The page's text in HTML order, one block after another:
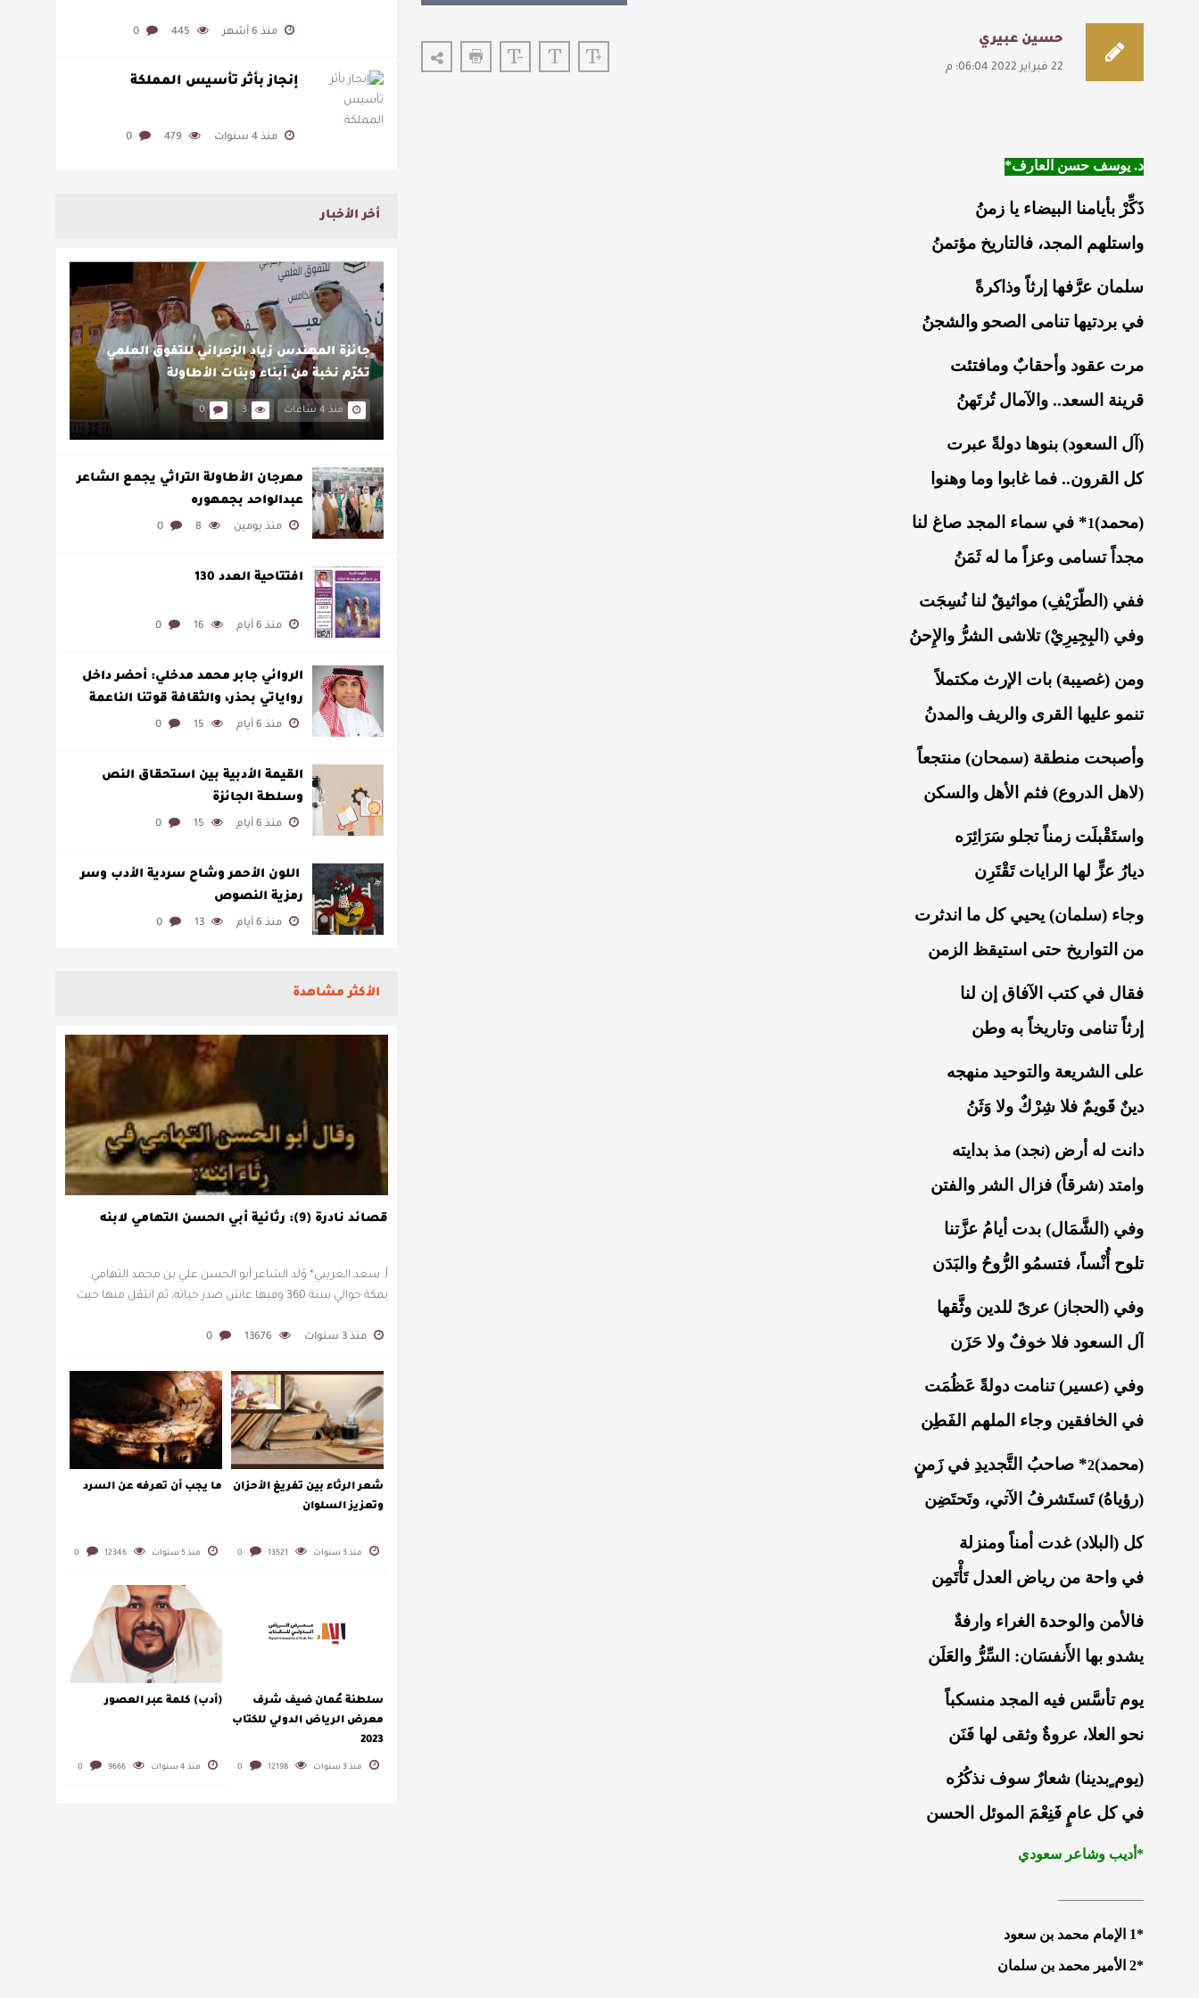
منذ 6 أشهر 445
0
إنجاز بأثر تأسيس المملكة
منذ 4 سنوات 479
0
أخر الأخبار
جائزة المهندس زياد الزهراني للتفوق العلمي
تكرّم نخبة من أبناء وبنات الأطاولة
منذ 4 ساعات 3
0
مهرجان الأطاولة التراثي يجمع الشاعر
عبدالواحد بجمهوره
منذ يومين 8
0
افتتاحية العدد 130
منذ 6 أيام 16
0
الروائي جابر محمد مدخلي: أحضر داخل
رواياتي بحذر، والثقافة قوتنا الناعمة
لمخاطبة العالم.
منذ 6 أيام 15
0
القيمة الأدبية بين استحقاق النص
وسلطة الجائزة
منذ 6 أيام 15
0
​ اللون الأحمر وشاح سردية الأدب وسر
رمزية النصوص
منذ 6 أيام 13
0
الأكثر مشاهدة
قصائد نادرة (9): رثائية أبي الحسن التهامي لابنه
أ. سعد الغريبي* وُلد الشاعر أبو الحسن علي بن محمد التهامي
بمكة حوالي سنة 360 وفيها عاش صدر حياته، ثم انتقل منها حيث
منذ 3 سنوات 13676
0
شعر الرثاء بين تفريغ الأحزان
وتعزيز السلوان
منذ 3 سنوات 13521
0
ما يجب أن تعرفه عن السرد
منذ 5 سنوات 12346
0
سلطنة عُمان ضيف شرف
معرض الرياض الدولي للكتاب
2023
منذ 3 سنوات 12198
0
(أدب) كلمة عبر العصور
منذ 4 سنوات 9666
0
حسين عبيري
22 فبراير 2022 06:04: م
د. يوسف حسن العارف*
ذَكِّرْ بأيامنا البيضاء يا زمنُ
واستلهم المجد، فالتاريخ مؤتمنُ
سلمان عرَّفها إرثاً وذاكرةً
في بردتيها تنامى الصحو والشجنُ
مرت عقود وأحقابٌ ومافتئت
قرينة السعد.. والآمال تُرتَهنُ
(آل السعود) بنوها دولةً عبرت
كل القرون.. فما غابوا وما وهنوا
(محمد)1* في سماء المجد صاغ لنا
مجداً تسامى وعزاً ما له ثَمَنُ
ففي (الطّرَيْفِ) مواثيقٌ لنا نُسِجَت
وفي (البِجِيرِيْ) تلاشى الشرُّ والإِحنُ
ومن (غصيبة) بات الإرث مكتملاً
تنمو عليها القرى والريف والمدنُ
وأصبحت منطقة (سمحان) منتجعاً
(لاهل الدروع) فثم الأهل والسكن
واستَقْبلَت زمناً تجلو سَرَائِرَه
ديارُ عزٍّ لها الرايات تَقْتَرِن
وجاء (سلمان) يحيي كل ما اندثرت
من التواريخ حتى استيقظ الزمن
فقال في كتب الآفاق إن لنا
إرثاً تنامى وتاريخاً به وطن
على الشريعة والتوحيد منهجه
دينٌ قَويمٌ فلا شِرْكٌ ولا وَثَنُ
دانت له أرض (نجد) مذ بدايته
وامتد (شرقاً) فزال الشر والفتن
وفي (الشَّمَال) بدت أيامُ عزَّتنا
تلوح أُنْساً، فتسمُو الرُّوحُ والبَدَن
وفي (الحجاز) عرىً للدين وثَّقها
آل السعود فلا خوفٌ ولا حَزَن
وفي (عسير) تنامت دولةً عَظُمَت
في الخافقين وجاء الملهم الفَطِن
(محمد)2* صاحبُ التَّجديدِ في زَمنٍ
(رؤياهُ) تَستَشرفُ الآتي، وتَحتَضِن
كل (البلاد) غدت أمناً ومنزلة
في واحة من رياض العدل تَأْتَمِن
فالأمن والوحدة الغراء وارفةٌ
يشدو بها الأَنفسَان: السِّرُّ والعَلَن
يوم تأسَّس فيه المجد منسكباً
نحو العلا، عروةٌ وثقى لها فَنَن
(يوم ٍبدينا) شعارٌ سوف نذكُرُه
في كل عامٍ فَنِعْمَ الموئل الحسن
*أديب وشاعر سعودي
*1 الإمام محمد بن سعود
*2 الأمير محمد بن سلمان